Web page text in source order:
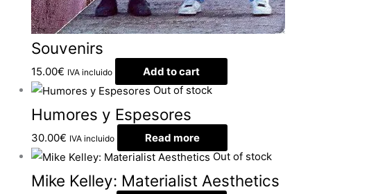
Souvenirs
15.00€ IVA incluido
Add to cart
Out of stock
Humores y Espesores
30.00€ IVA incluido
Read more
Out of stock
Mike Kelley: Materialist Aesthetics